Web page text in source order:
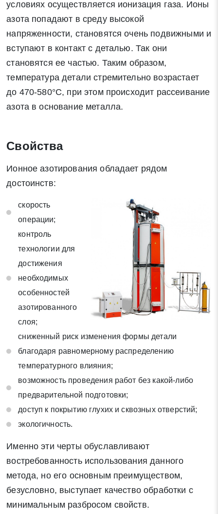
условиях осуществляется ионизация газа. Ионы
азота попадают в среду высокой
напряженности, становятся очень подвижными и
вступают в контакт с деталью. Так они
становятся ее частью. Таким образом,
температура детали стремительно возрастает
до 470-580°С, при этом происходит рассеивание
азота в основание металла.
Свойства
Ионное азотирования обладает рядом
достоинств:
скорость
операции;
контроль
технологии для
достижения
необходимых
особенностей
азотированного
слоя;
сниженный риск изменения формы детали
благодаря равномерному распределению
температурного влияния;
возможность проведения работ без какой-либо
предварительной подготовки;
доступ к покрытию глухих и сквозных отверстий;
экологичность.
Именно эти черты обуславливают
востребованность использования данного
метода, но его основным преимуществом,
безусловно, выступает качество обработки с
минимальным разбросом свойств.
Заявка на обратный звонок
* - обязательные поля для заполнения
Отправить заявку
Нажимая на кнопку «Отправить заявку» Вы даете согласие
на обработку своих персональных данных в соответствии со
статьей 9 Федерального закона от 27 июля 2006 г. N 152-ФЗ
«О персональных данных», а также соглашаетесь на
информационную рассылку по средством e-mail или СМС